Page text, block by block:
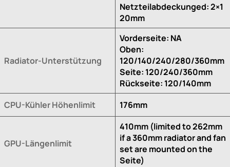
Netzteilabdeckunged: 2×1
20mm
Radiator-Unterstützung
Vorderseite: NA
Oben:
120/140/240/280/360mm
Seite: 120/240/360mm
Rückseite: 120/140mm
CPU-Kühler Höhenlimit
176mm
GPU-Längenlimit
410mm (limited to 262mm
if a 360mm radiator and fan
set are mounted on the
Seite)